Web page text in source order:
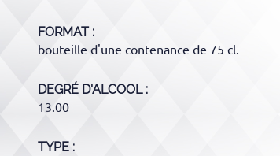
FORMAT
bouteille d'une contenance de 75 cl.
DEGRÉ D'ALCOOL
13.00
TYPE